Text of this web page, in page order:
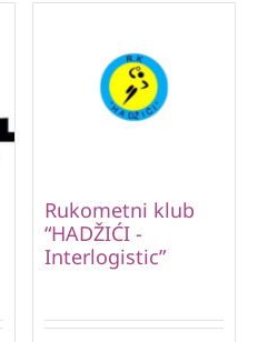
Rukometni klub
“HADŽIĆI -
Interlogistic”